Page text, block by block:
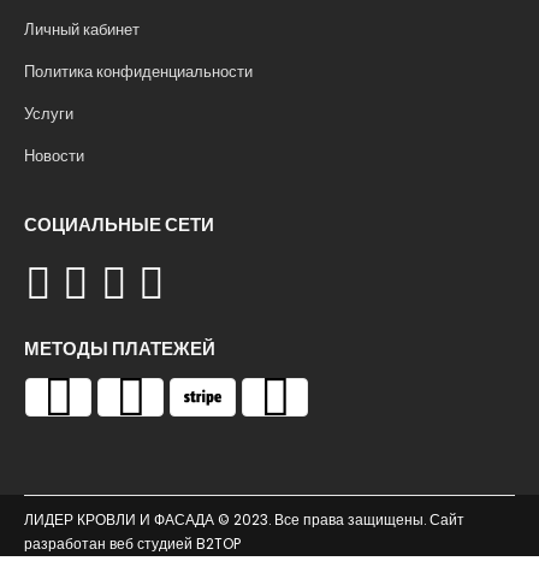
Личный кабинет
Политика конфиденциальности
Услуги
Новости
СОЦИАЛЬНЫЕ СЕТИ
МЕТОДЫ ПЛАТЕЖЕЙ
ЛИДЕР КРОВЛИ И ФАСАДА © 2023. Все права защищены. Сайт
разработан веб студией B2TOP